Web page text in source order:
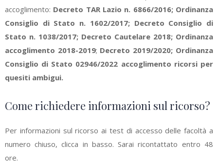
accoglimento: Decreto TAR Lazio n. 6866/2016; Ordinanza
Consiglio di Stato n. 1602/2017; Decreto Consiglio di
Stato n. 1038/2017; Decreto Cautelare 2018; Ordinanza
accoglimento 2018-2019; Decreto 2019/2020; Ordinanza
Consiglio di Stato 02946/2022 accoglimento ricorsi per
quesiti ambigui.
Come richiedere informazioni sul ricorso?
Per informazioni sul ricorso ai test di accesso delle facoltà a
numero chiuso, clicca in basso. Sarai ricontattato entro 48
ore.